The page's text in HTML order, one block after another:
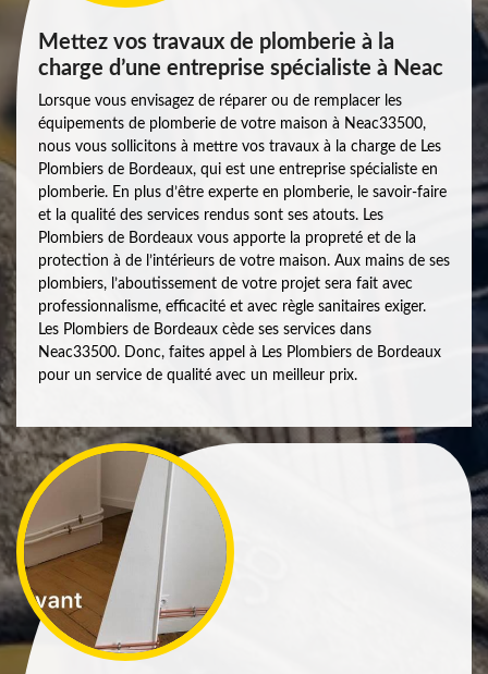
Mettez vos travaux de plomberie à la
charge d’une entreprise spécialiste à Neac
Lorsque vous envisagez de réparer ou de remplacer les
équipements de plomberie de votre maison à Neac33500,
nous vous sollicitons à mettre vos travaux à la charge de Les
Plombiers de Bordeaux, qui est une entreprise spécialiste en
plomberie. En plus d’être experte en plomberie, le savoir-faire
et la qualité des services rendus sont ses atouts. Les
Plombiers de Bordeaux vous apporte la propreté et de la
protection à de l’intérieurs de votre maison. Aux mains de ses
plombiers, l’aboutissement de votre projet sera fait avec
professionnalisme, efficacité et avec règle sanitaires exiger.
Les Plombiers de Bordeaux cède ses services dans
Neac33500. Donc, faites appel à Les Plombiers de Bordeaux
pour un service de qualité avec un meilleur prix.